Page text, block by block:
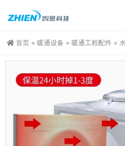
首页 » 暖通设备 » 暖通工程配件 »